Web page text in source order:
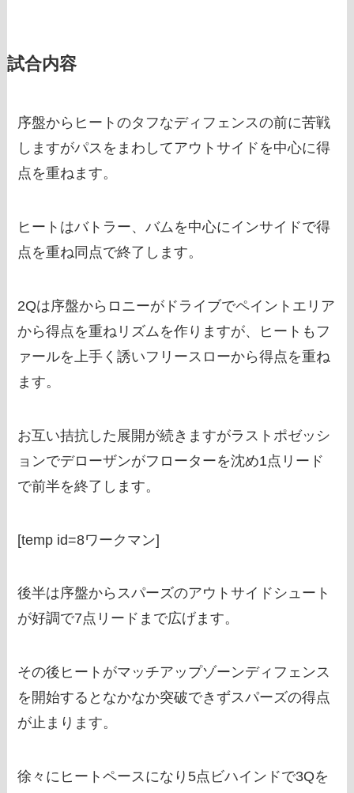
試合内容
序盤からヒートのタフなディフェンスの前に苦戦
しますがパスをまわしてアウトサイドを中心に得
点を重ねます。
ヒートはバトラー、バムを中心にインサイドで得
点を重ね同点で終了します。
2Qは序盤からロニーがドライブでペイントエリア
から得点を重ねリズムを作りますが、ヒートもフ
ァールを上手く誘いフリースローから得点を重ね
ます。
お互い拮抗した展開が続きますがラストポゼッシ
ョンでデローザンがフローターを沈め1点リード
で前半を終了します。
[temp id=8ワークマン]
後半は序盤からスパーズのアウトサイドシュート
が好調で7点リードまで広げます。
その後ヒートがマッチアップゾーンディフェンス
を開始するとなかなか突破できずスパーズの得点
が止まります。
徐々にヒートペースになり5点ビハインドで3Qを